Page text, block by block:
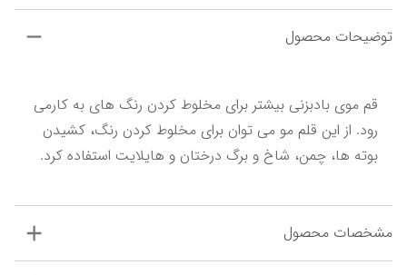
توضیحات محصول
بوته ها، چمن، شاخ و برگ درختان و هایلایت استفاده کرد.
مشخصات محصول